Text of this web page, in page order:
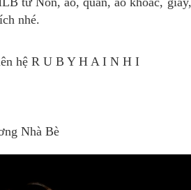
nhé.
hệ R U B Y H A I N H I
Nhà Bè